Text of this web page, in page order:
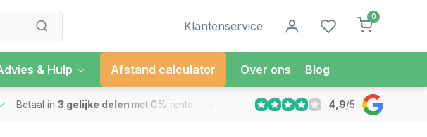
Klantenservice
0
& Hulp Afstand calculator Over ons Blog
in3 gelijke delenmet 0% rente Vandaag besteldMorgen in Huis*
4,9/5